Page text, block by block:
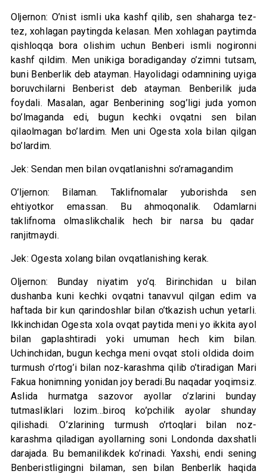
Oljernon: O’nist ismli uka kashf qilib, sen shaharga tez-
tez, xohlagan paytingda kelasan. Men xohlagan paytimda
qishloqqa bora olishim uchun Benberi ismli nogironni
kashf qildim. Men unikiga boradiganday o’zimni tutsam,
buni Benberlik deb atayman. Hayolidagi odamnining uyiga
boruvchilarni Benberist deb atayman. Benberilik juda
foydali. Masalan, agar Benberining sog’ligi juda yomon
bo’lmaganda edi, bugun kechki ovqatni sen bilan
qilaolmagan bo’lardim. Men uni Ogesta xola bilan qilgan
bo’lardim.
Jek: Sendan men bilan ovqatlanishni so’ramagandim
O’ljernon: Bilaman. Taklifnomalar yuborishda sen
ehtiyotkor emassan. Bu ahmoqonalik. Odamlarni
taklifnoma olmaslikchalik hech bir narsa bu qadar
ranjitmaydi.
Jek: Ogesta xolang bilan ovqatlanishing kerak.
Oljernon: Bunday niyatim yo’q. Birinchidan u bilan
dushanba kuni kechki ovqatni tanavvul qilgan edim va
haftada bir kun qarindoshlar bilan o’tkazish uchun yetarli.
Ikkinchidan Ogesta xola ovqat paytida meni yo ikkita ayol
bilan gaplashtiradi yoki umuman hech kim bilan.
Uchinchidan, bugun kechga meni ovqat stoli oldida doim
turmush o’rtog’i bilan noz-karashma qilib o’tiradigan Mari
Fakua honimning yonidan joy beradi.Bu naqadar yoqimsiz.
Aslida hurmatga sazovor ayollar o’zlarini bunday
tutmasliklari lozim…biroq ko’pchilik ayolar shunday
qilishadi. O’zlarining turmush o’rtoqlari bilan noz-
karashma qiladigan ayollarning soni Londonda daxshatli
darajada. Bu bemanilikdek ko’rinadi. Yaxshi, endi sening
Benberistligingni bilaman, sen bilan Benberlik haqida